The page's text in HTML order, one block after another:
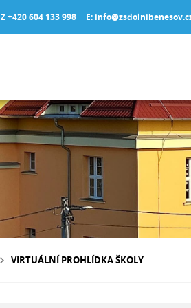
Z +420 604 133 998 E:
VIRTUÁLNÍ PROHLÍDKA ŠKOLY